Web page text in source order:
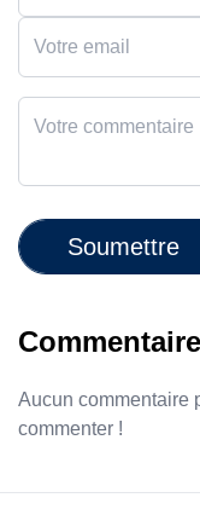
Soumettre
Aucun commentaire
commenter !